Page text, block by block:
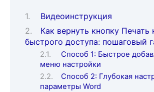
Видеоинструкция
Как вернуть кнопку Печать
быстрого доступа: пошаговый
Способ 1: Быстрое
меню настройки
Способ 2: Глубокая
параметры Word